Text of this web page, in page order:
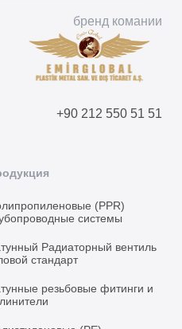
бренд комании
+90 212 550 51 51
(PPR)
системы
Радиаторный вентиль
стандарт
резьбовые фитинги и